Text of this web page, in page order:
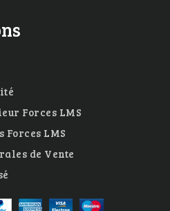
Forces LMS
Forces LMS
de Vente